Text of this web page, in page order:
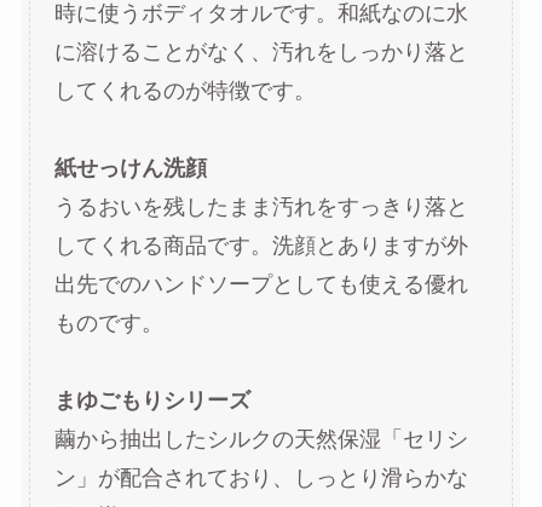
時に使うボディタオルです。和紙なのに水
に溶けることがなく、汚れをしっかり落と
してくれるのが特徴です。
紙せっけん洗顔
うるおいを残したまま汚れをすっきり落と
してくれる商品です。洗顔とありますが外
出先でのハンドソープとしても使える優れ
ものです。
まゆごもりシリーズ
繭から抽出したシルクの天然保湿「セリシ
ン」が配合されており、しっとり滑らかな